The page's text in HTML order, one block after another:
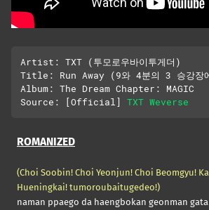
Artist: TXT (투모로우바이투게더)
Title: Run Away (9와 4분의 3 승강장
Album: The Dream Chapter: MAGIC
Source: [Official] TXT Weverse
ROMANIZED
(Choi Soobin! Choi Yeonjun! Choi Beomgyu!
Hueningkai! tumoroubaitugedeo!)
naman ppaego da haengbokan geonman gata